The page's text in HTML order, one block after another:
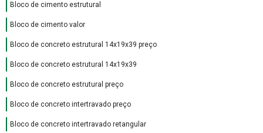
Bloco de cimento estrutural
Bloco de cimento valor
Bloco de concreto estrutural 14x19x39 preço
Bloco de concreto estrutural 14x19x39
Bloco de concreto estrutural preço
Bloco de concreto intertravado preço
Bloco de concreto intertravado retangular